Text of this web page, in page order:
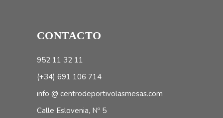
CONTACTO
952 11 32 11
(+34) 691 106 714
info @ centrodeportivolasmesas.com
Calle Eslovenia, Nº 5